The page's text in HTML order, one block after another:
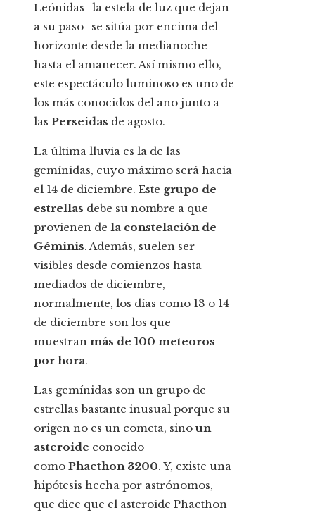
Leónidas -la estela de luz que dejan
a su paso- se sitúa por encima del
horizonte desde la medianoche
hasta el amanecer. Así mismo ello,
este espectáculo luminoso es uno de
los más conocidos del año junto a
las Perseidas de agosto.
La última lluvia es la de las
gemínidas, cuyo máximo será hacia
el 14 de diciembre. Este grupo de
estrellas debe su nombre a que
provienen de la constelación de
Géminis. Además, suelen ser
visibles desde comienzos hasta
mediados de diciembre,
normalmente, los días como 13 o 14
de diciembre son los que
muestran más de 100 meteoros
por hora.
Las gemínidas son un grupo de
estrellas bastante inusual porque su
origen no es un cometa, sinoun
asteroide conocido
como Phaethon 3200. Y, existe una
hipótesis hecha por astrónomos,
que dice que el asteroide Phaethon